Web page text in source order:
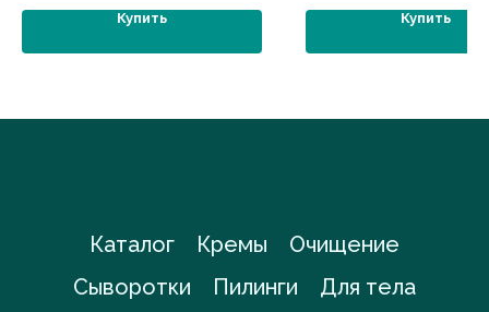
Купить Купить
Каталог Кремы
Очищение
Сыворотки
Пилинги
Для тела